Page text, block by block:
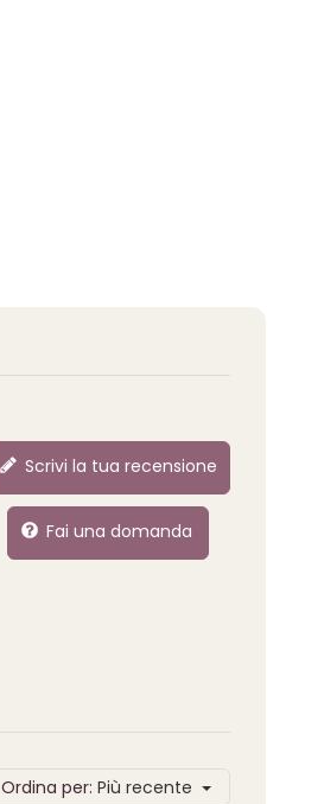
Scrivi la tua recensione
Fai una domanda
Ordina per: Più recente